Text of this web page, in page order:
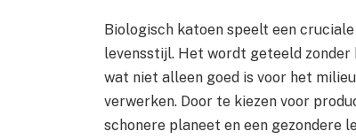
Biologisch katoen speelt een
levensstijl. Het wordt geteeld
wat niet alleen goed is voor het
verwerken. Door te kiezen voor
schonere planeet en een gezondere